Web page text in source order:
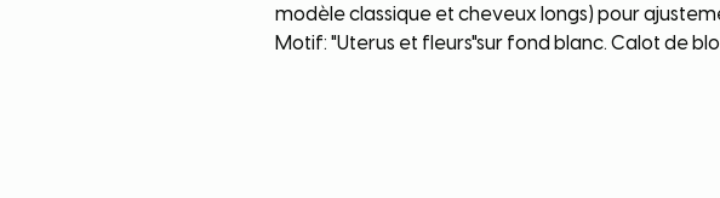
modèle classique et cheveux longs) pour
Motif: "Uterus et fleurs"sur fond blanc. Calot de